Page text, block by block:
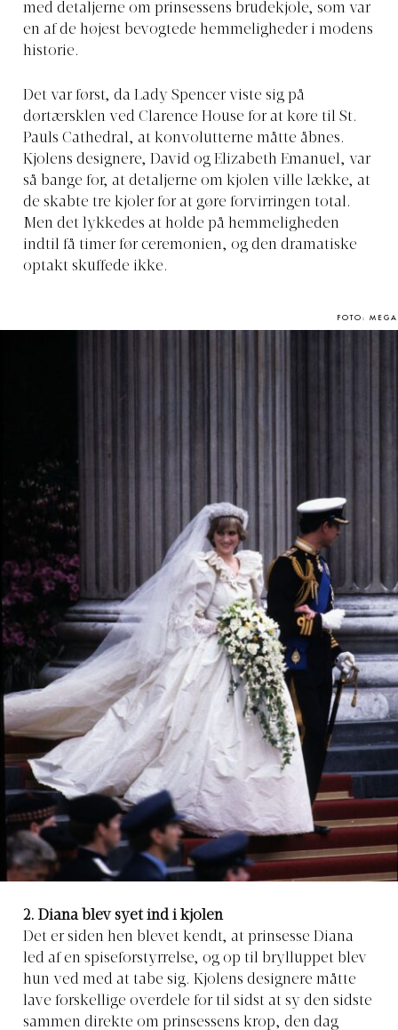
med detaljerne om prinsessens brudekjole, som var
en af de højest bevogtede hemmeligheder i modens
historie.
Det var først, da Lady Spencer viste sig på
dørtærsklen ved Clarence House for at køre til St.
Pauls Cathedral, at konvolutterne måtte åbnes.
Kjolens designere, David og Elizabeth Emanuel, var
så bange for, at detaljerne om kjolen ville lække, at
de skabte tre kjoler for at gøre forvirringen total.
Men det lykkedes at holde på hemmeligheden
indtil få timer før ceremonien, og den dramatiske
optakt skuffede ikke.
FOTO: MEGA
2. Diana blev syet ind i kjolen
Det er siden hen blevet kendt, at prinsesse Diana
led af en spiseforstyrrelse, og op til brylluppet blev
hun ved med at tabe sig. Kjolens designere måtte
lave forskellige overdele for til sidst at sy den sidste
sammen direkte om prinsessens krop, den dag